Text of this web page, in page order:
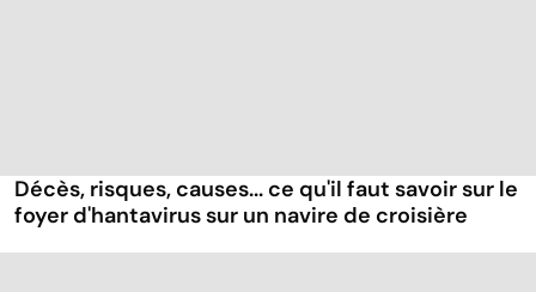
Décès, risques, causes... ce qu'il faut savoir sur le
foyer d'hantavirus sur un navire de croisière